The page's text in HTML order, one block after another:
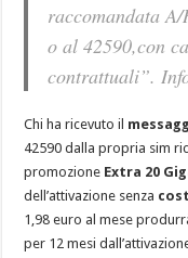
raccomandata
o al 42590,con
contrattuali”.
Chi ha ricevuto il
42590 dalla propria sim
promozione Extra 20
dell’attivazione senza
1,98 euro al mese
per 12 mesi